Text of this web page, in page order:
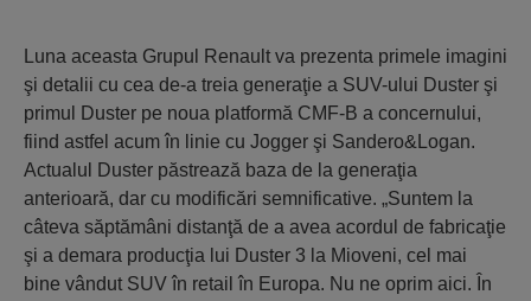
Luna aceasta Grupul Renault va prezenta primele imagini
şi detalii cu cea de-a treia generaţie a SUV-ului Duster şi
primul Duster pe noua platformă CMF-B a concernului,
fiind astfel acum în linie cu Jogger şi Sandero&Logan.
Actualul Duster păstrează baza de la generaţia
anterioară, dar cu modificări semnificative. „Suntem la
câteva săptămâni distanţă de a avea acordul de fabricaţie
şi a demara producţia lui Duster 3 la Mioveni, cel mai
bine vândut SUV în retail în Europa. Nu ne oprim aici. În